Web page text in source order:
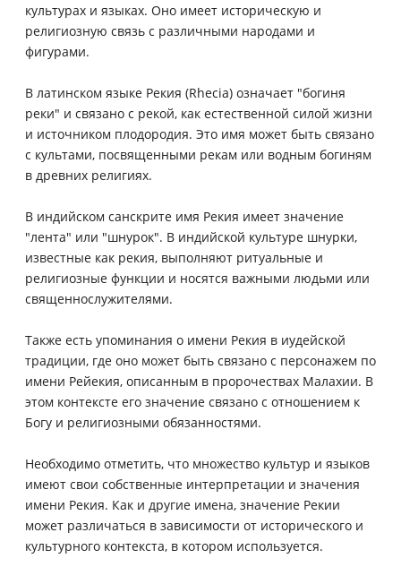
культурах и языках. Оно имеет историческую и
религиозную связь с различными народами и
фигурами.
В латинском языке Рекия (Rhecia) означает "богиня
реки" и связано с рекой, как естественной силой жизни
и источником плодородия. Это имя может быть связано
с культами, посвященными рекам или водным богиням
в древних религиях.
В индийском санскрите имя Рекия имеет значение
"лента" или "шнурок". В индийской культуре шнурки,
известные как рекия, выполняют ритуальные и
религиозные функции и носятся важными людьми или
священнослужителями.
Также есть упоминания о имени Рекия в иудейской
традиции, где оно может быть связано с персонажем по
имени Рейекия, описанным в пророчествах Малахии. В
этом контексте его значение связано с отношением к
Богу и религиозными обязанностями.
Необходимо отметить, что множество культур и языков
имеют свои собственные интерпретации и значения
имени Рекия. Как и другие имена, значение Рекии
может различаться в зависимости от исторического и
культурного контекста, в котором используется.